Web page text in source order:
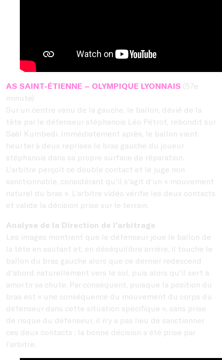
AS SAINT-ÉTIENNE – OLYMPIQUE LYONNAIS (57e
minute)
Sur un centre venu de la gauche, le ballon, dévié de la
tête par le défenseur stéphanois Léo Pétrot, rebondit sur
Saël Kumbedi. Immédiatement après, le ballon vient
heurter à deux reprises le bras gauche du joueur
stéphanois dans sa propre surface de réparation.
L’arbitre perçoit ce double contact et le juge non
sanctionnable, considérant qu'il s'agit d'un « mouvement
naturel du bras ». L’arbitre vidéo vérifie les deux contacts
et valide la décision prise sur le terrain.
Analyse de la Direction de l’arbitrage
Les images montrent que le défenseur joue le ballon de
la tête en sautant et, en déséquilibre arrière, il touche le
ballon du bras gauche alors que ce dernier redescend
d'abord naturellement vers le sol, puis alors qu'il sert à
amortir sa chute. Par conséquent, puisque la position du
bras est « une conséquence du mouvement du corps du
défenseur dans cette situation spécifique », sans prise
de risque du défenseur, il n’y a pas lieu de sanctionner
ces deux contacts : la bonne décision a été prise par
l’arbitre.